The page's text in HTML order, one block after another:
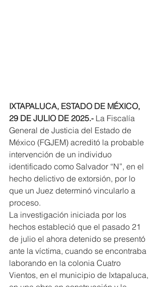
IXTAPALUCA, ESTADO DE MÉXICO,
29 DE JULIO DE 2025.- La Fiscalía
General de Justicia del Estado de
México (FGJEM) acreditó la probable
intervención de un individuo
identificado como Salvador “N”, en el
hecho delictivo de extorsión, por lo
que un Juez determinó vincularlo a
proceso.
La investigación iniciada por los
hechos estableció que el pasado 21
de julio el ahora detenido se presentó
ante la víctima, cuando se encontraba
laborando en la colonia Cuatro
Vientos, en el municipio de Ixtapaluca,